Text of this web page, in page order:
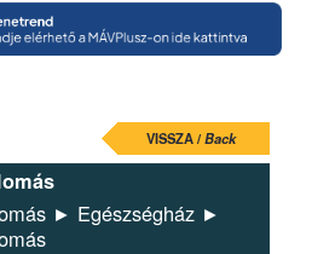
VISSZA /Back
► Egészségház ►